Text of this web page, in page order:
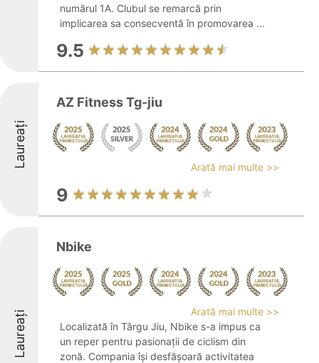
numărul 1A. Clubul se remarcă prin
implicarea sa consecventă în promovarea ...
9.5
Laureați
AZ Fitness Tg-jiu
Arată mai multe >>
9
Laureați
Nbike
Arată mai multe >>
Localizată în Târgu Jiu, Nbike s-a impus ca
un reper pentru pasionații de ciclism din
zonă. Compania își desfășoară activitatea